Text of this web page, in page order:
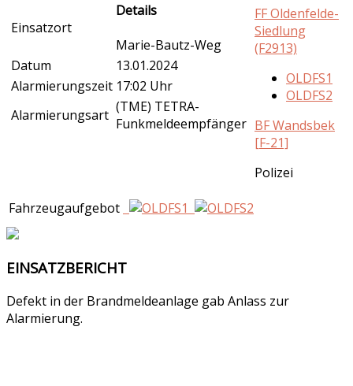
Einsatzort
Details
Marie-Bautz-Weg
Datum
13.01.2024
Alarmierungszeit 17:02 Uhr
Alarmierungsart (TME) TETRA-
Funkmeldeempfänger
FF Oldenfelde-
Siedlung
(F2913)
OLDFS1
OLDFS2
BF Wandsbek
[F-21]
Polizei
Fahrzeugaufgebot
EINSATZBERICHT
Defekt in der Brandmeldeanlage gab Anlass zur
Alarmierung.